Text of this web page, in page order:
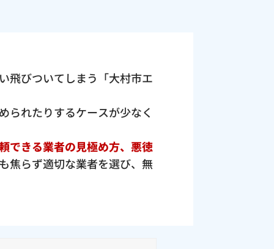
飛びついてしまう「大村市エ
られたりするケースが少なく
できる業者の見極め方、悪徳
焦らず適切な業者を選び、無